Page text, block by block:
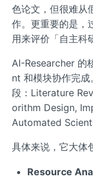
色论文，但很难从
作。更重要的是，
用来评价「自主科
AI-Researcher 的
nt 和模块协作完
段：Literature
orithm Design,
Automated
具体来说，它大体
Resource